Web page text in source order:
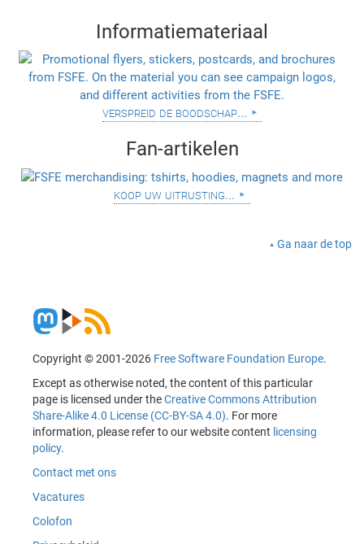
Informatiemateriaal
verspreid de boodschap...
Fan-artikelen
koop uw uitrusting...
Ga naar de top
Copyright © 2001-2026 Free Software Foundation Europe.
Except as otherwise noted, the content of this particular
page is licensed under theCreative Commons Attribution
Share-Alike 4.0 License (CC-BY-SA 4.0). For more
information, please refer to our website content licensing
policy.
Contact met ons
Vacatures
Colofon